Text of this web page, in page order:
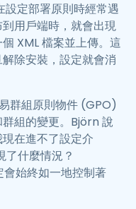
設定部署原則時經常遇
用戶端時，就會出現
XML 檔案並上傳。這
除安裝，設定就會消
群組原則物件 (GPO)
組的變更。Björn 說
在進不了設定介
什麼情況？
始終如一地控制著